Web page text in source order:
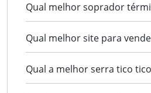
Qual melhor soprador
Qual melhor site para
Qual a melhor serra tico